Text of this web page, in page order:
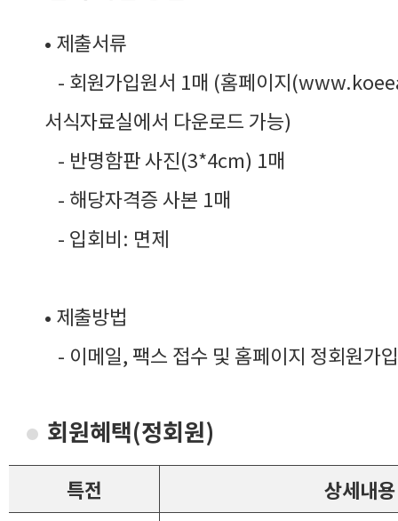
• 제출서류
- 회원가입원서 1매 (홈페이지
서식자료실에서 다운로드 가능)
- 반명함판 사진(3*4cm) 1매
- 해당자격증 사본 1매
- 입회비: 면제
• 제출방법
- 이메일, 팩스 접수 및 홈페이지 정회원가
회원혜택(정회원)
특전 상세내용